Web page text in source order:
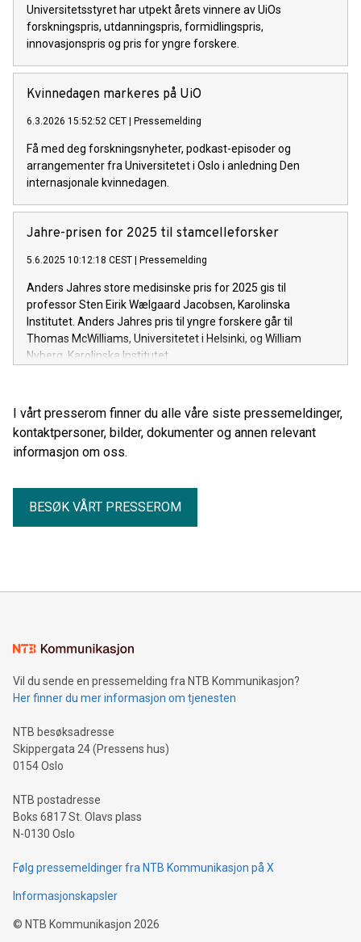
Universitetsstyret har utpekt årets vinnere av UiOs
forskningspris, utdanningspris, formidlingspris,
innovasjonspris og pris for yngre forskere.
Kvinnedagen markeres på UiO
6.3.2026 15:52:52 CET Pressemelding
Få med deg forskningsnyheter, podkast-episoder og
arrangementer fra Universitetet i Oslo i anledning Den
internasjonale kvinnedagen.
Jahre-prisen for 2025 til stamcelleforsker
5.6.2025 10:12:18 CEST Pressemelding
Anders Jahres store medisinske pris for 2025 gis til
professor Sten Eirik Wælgaard Jacobsen, Karolinska
Institutet. Anders Jahres pris til yngre forskere går til
Thomas McWilliams, Universitetet i Helsinki, og William
Nyberg, Karolinska Institutet.
I vårt presserom finner du alle våre siste pressemeldinger,
kontaktpersoner, bilder, dokumenter og annen relevant
informasjon om oss.
BESØK VÅRT PRESSEROM
Vil du sende en pressemelding fra NTB Kommunikasjon?
Her finner du mer informasjon om tjenesten
NTB besøksadresse
Skippergata 24 (Pressens hus)
0154 Oslo
NTB postadresse
Boks 6817 St. Olavs plass
N-0130 Oslo
Følg pressemeldinger fra NTB Kommunikasjon på X
Informasjonskapsler
© NTB Kommunikasjon 2026